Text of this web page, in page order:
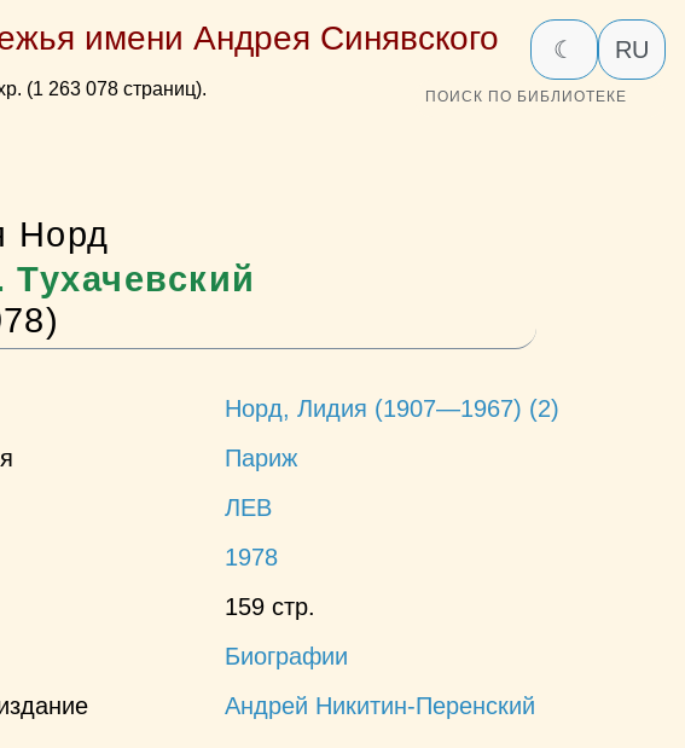
имени Андрея Синявского
(1 263 078 страниц).
☾ RU
ПОИСК ПО БИБЛИОТЕКЕ
Норд
Норд, Лидия (1907—1967) (2)
Париж
ЛЕВ
1978
159 стр.
Биографии
Андрей Никитин-Перенский